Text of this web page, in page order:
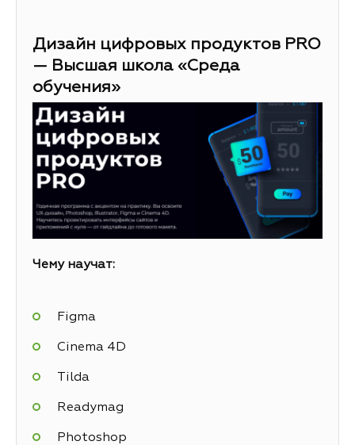
Дизайн цифровых продуктов PRO
— Высшая школа «Среда
обучения»
Чему научат:
Figma
Cinema 4D
Tilda
Readymag
Photoshop